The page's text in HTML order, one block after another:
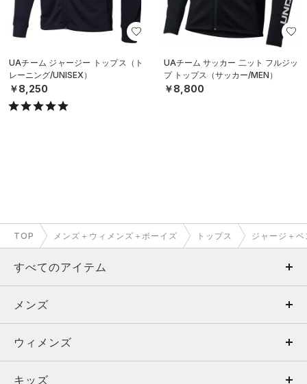
UAチーム ジャージー トップス（ト
レーニング/UNISEX）
￥8,250
UAチーム サッカー 二ット フルジッ
プ トップス（サッカー/MEN）
￥8,800
TOP メンズ＋ウィメンズ＋ボーイズ トップス ジャージ＋ベ
すべてのアイテム
メンズ
ウィメンズ
メンズ
トップス
ボトムス
ウィメンズ
トップス
キッズ